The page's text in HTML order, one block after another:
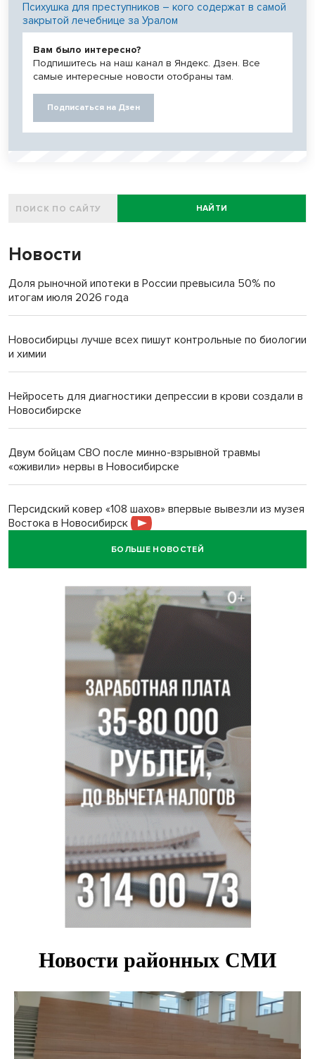
Психушка для преступников – кого содержат в самой
закрытой лечебнице за Уралом
Вам было интересно?
Подпишитесь на наш канал в Яндекс. Дзен. Все
самые интересные новости отобраны там.
Подписаться на Дзен
НАЙТИ
Новости
Доля рыночной ипотеки в России превысила 50% по
итогам июля 2026 года
Новосибирцы лучше всех пишут контрольные по биологии
и химии
Нейросеть для диагностики депрессии в крови создали в
Новосибирске
Двум бойцам СВО после минно-взрывной травмы
«оживили» нервы в Новосибирске
Персидский ковер «108 шахов» впервые вывезли из музея
Востока в Новосибирск
БОЛЬШЕ НОВОСТЕЙ